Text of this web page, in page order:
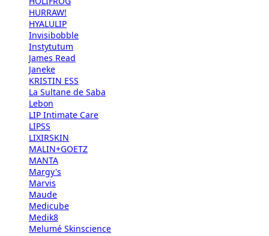
HURRAW!
HYALULIP
Invisibobble
Instytutum
James Read
Janeke
KRISTIN ESS
La Sultane de Saba
Lebon
LIP Intimate Care
LIPSS
LIXIRSKIN
MALIN+GOETZ
MANTA
Margy's
Marvis
Maude
Medicube
Medik8
Melumé Skinscience